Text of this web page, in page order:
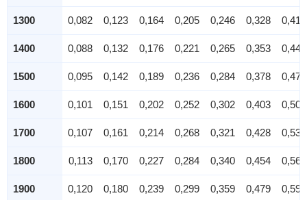
1300 0,082 0,123 0,164 0,205 0,246 0,328 0,410
1400 0,088 0,132 0,176 0,221 0,265 0,353 0,441
1500 0,095 0,142 0,189 0,236 0,284 0,378 0,473
1600 0,101 0,151 0,202 0,252 0,302 0,403 0,504
1700 0,107 0,161 0,214 0,268 0,321 0,428 0,536
1800 0,113 0,170 0,227 0,284 0,340 0,454 0,567
1900 0,120 0,180 0,239 0,299 0,359 0,479 0,599